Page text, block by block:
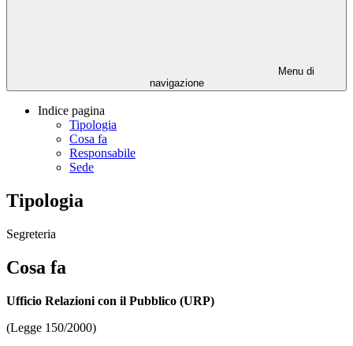
Menu di
navigazione
Indice pagina
Tipologia
Cosa fa
Responsabile
Sede
Tipologia
Segreteria
Cosa fa
Ufficio Relazioni con il Pubblico (URP)
(Legge 150/2000)